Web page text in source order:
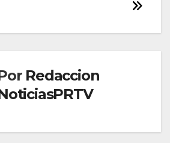
Redaccion